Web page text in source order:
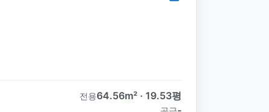
전용64.56m² · 19.53평